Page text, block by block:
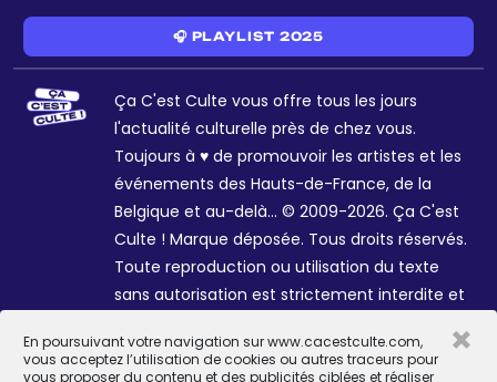
En poursuivant votre navigation sur www.cacestculte.com,
vous acceptez l’utilisation de cookies ou autres traceurs pour
vous proposer du contenu et des publicités ciblées et réaliser
×
🎧 PLAYLIST 2025
Ça C'est Culte vous offre tous les jours
l'actualité culturelle près de chez vous.
Toujours à ♥ de promouvoir les artistes et les
événements des Hauts-de-France, de la
Belgique et au-delà... © 2009-2026. Ça C'est
Culte ! Marque déposée. Tous droits réservés.
Toute reproduction ou utilisation du texte
sans autorisation est strictement interdite et
Sophie R. et Céline Galant.